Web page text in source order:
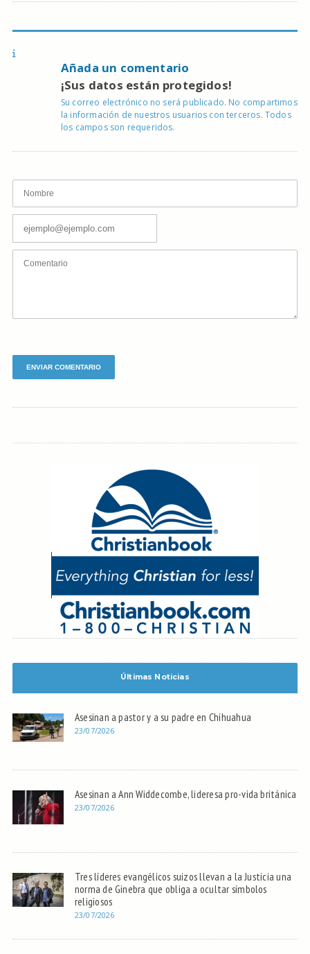
Añada un comentario
¡Sus datos están protegidos!
Su correo electrónico no será publicado. No compartimos
la información de nuestros usuarios con terceros. Todos
los campos son requeridos.
Últimas Noticias
Asesinan a pastor y a su padre en Chihuahua
23/07/2026
Asesinan a Ann Widdecombe, lideresa pro-vida británica
23/07/2026
Tres líderes evangélicos suizos llevan a la Justicia una
norma de Ginebra que obliga a ocultar símbolos
religiosos
23/07/2026